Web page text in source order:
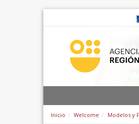
Inicio Welcome Modelos y